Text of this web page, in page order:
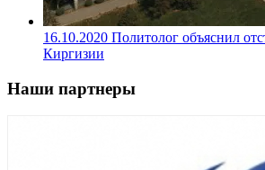
16.10.2020 Политолог объяснил
Киргизии
Наши партнеры